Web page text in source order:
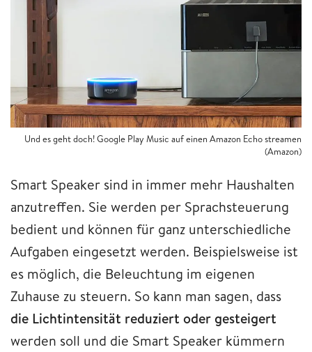
Und es geht doch! Google Play Music auf einen Amazon Echo streamen
(Amazon)
Smart Speaker sind in immer mehr Haushalten
anzutreffen. Sie werden per Sprachsteuerung
bedient und können für ganz unterschiedliche
Aufgaben eingesetzt werden. Beispielsweise ist
es möglich, die Beleuchtung im eigenen
Zuhause zu steuern. So kann man sagen, dass
die Lichtintensität reduziert oder gesteigert
werden soll und die Smart Speaker kümmern